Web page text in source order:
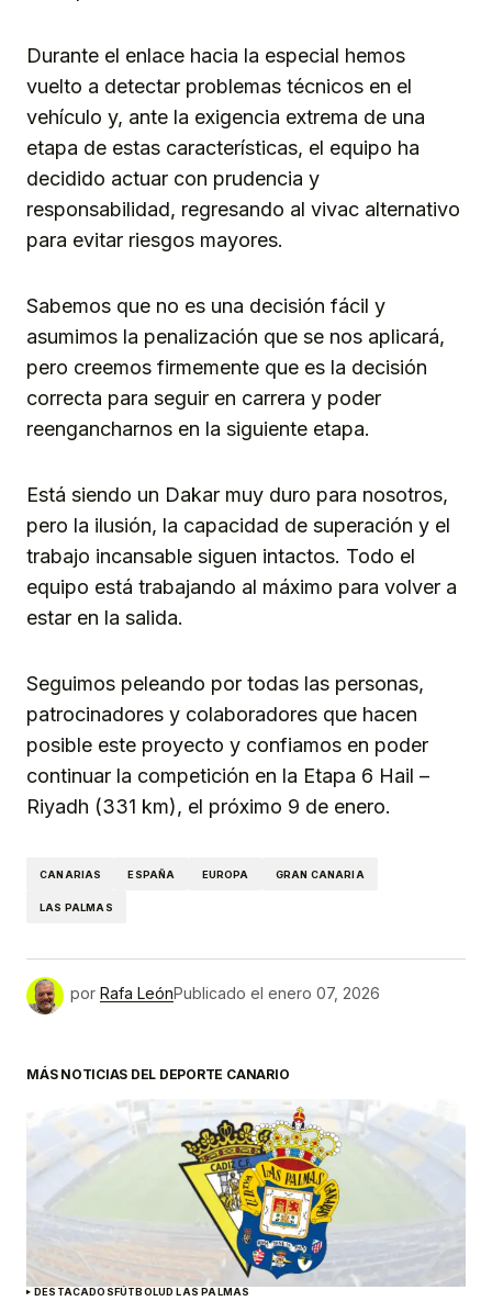
Durante el enlace hacia la especial hemos
vuelto a detectar problemas técnicos en el
vehículo y, ante la exigencia extrema de una
etapa de estas características, el equipo ha
decidido actuar con prudencia y
responsabilidad, regresando al vivac alternativo
para evitar riesgos mayores.
Sabemos que no es una decisión fácil y
asumimos la penalización que se nos aplicará,
pero creemos firmemente que es la decisión
correcta para seguir en carrera y poder
reengancharnos en la siguiente etapa.
Está siendo un Dakar muy duro para nosotros,
pero la ilusión, la capacidad de superación y el
trabajo incansable siguen intactos. Todo el
equipo está trabajando al máximo para volver a
estar en la salida.
Seguimos peleando por todas las personas,
patrocinadores y colaboradores que hacen
posible este proyecto y confiamos en poder
continuar la competición en la Etapa 6 Hail –
Riyadh (331 km), el próximo 9 de enero.
CANARIAS ESPAÑA EUROPA GRAN CANARIA
LAS PALMAS
por Rafa LeónPublicado el enero 07, 2026
MÁS NOTICIAS DEL DEPORTE CANARIO
DESTACADOSFÚTBOLUD LAS PALMAS